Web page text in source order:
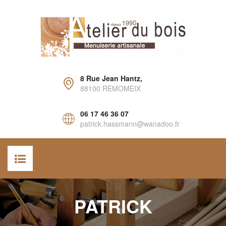
8 Rue Jean Hantz,
88100 REMOMEIX
06 17 46 36 07
patrick.hassmann@wanadoo.fr
ACCUEIL
AGENCEMENT INTÉRIEURPATRICK